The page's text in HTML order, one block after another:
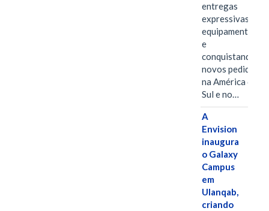
entregas
expressivas de
equipamentos
e
conquistando
novos pedidos
na América do
Sul e no…
A
Envision
inaugura
o Galaxy
Campus
em
Ulanqab,
criando